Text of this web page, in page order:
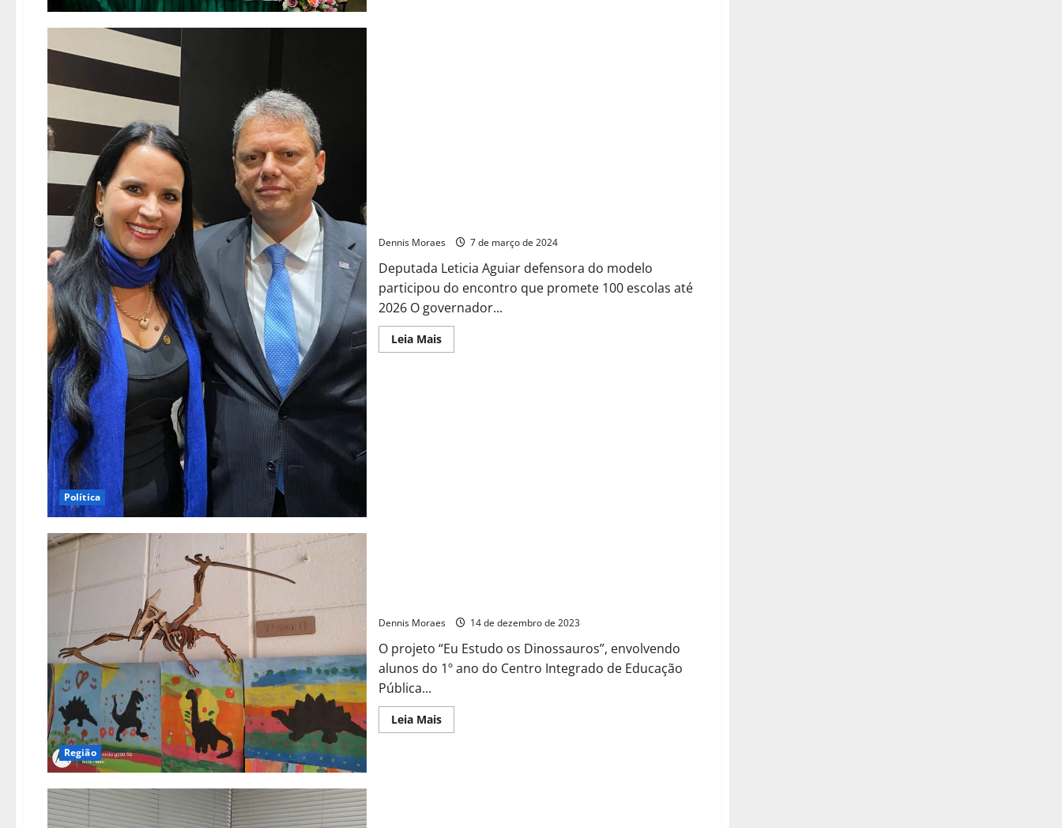
Política
Dennis Moraes 7 de março de 2024
Deputada Leticia Aguiar defensora do modelo
participou do encontro que promete 100 escolas até
2026 O governador...
Leia Mais
Região
Dennis Moraes 14 de dezembro de 2023
O projeto “Eu Estudo os Dinossauros”, envolvendo
alunos do 1º ano do Centro Integrado de Educação
Pública...
Leia Mais